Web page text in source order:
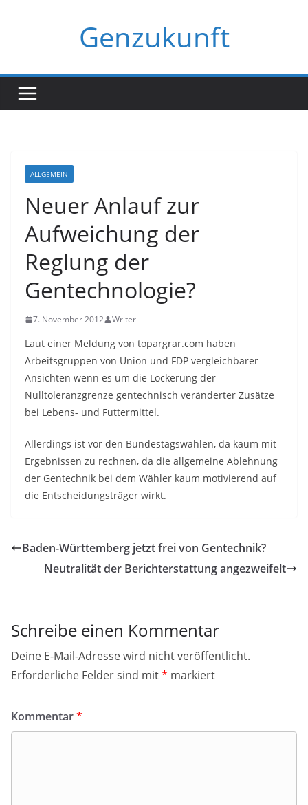
Genzukunft
ALLGEMEIN
Neuer Anlauf zur
Aufweichung der
Reglung der
Gentechnologie?
7. November 2012 Writer
Laut einer Meldung von topargrar.com haben
Arbeitsgruppen von Union und FDP vergleichbarer
Ansichten wenn es um die Lockerung der
Nulltoleranzgrenze gentechnisch veränderter Zusätze
bei Lebens- und Futtermittel.
Allerdings ist vor den Bundestagswahlen, da kaum mit
Ergebnissen zu rechnen, da die allgemeine Ablehnung
der Gentechnik bei dem Wähler kaum motivierend auf
die Entscheidungsträger wirkt.
Baden-Württemberg jetzt frei von Gentechnik?
Neutralität der Berichterstattung angezweifelt
Schreibe einen Kommentar
Deine E-Mail-Adresse wird nicht veröffentlicht.
Erforderliche Felder sind mit* markiert
Kommentar*